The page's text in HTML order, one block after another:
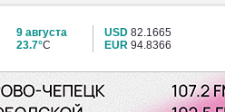
9 августа
23.7°C
USD 82.1665
EUR 94.8366